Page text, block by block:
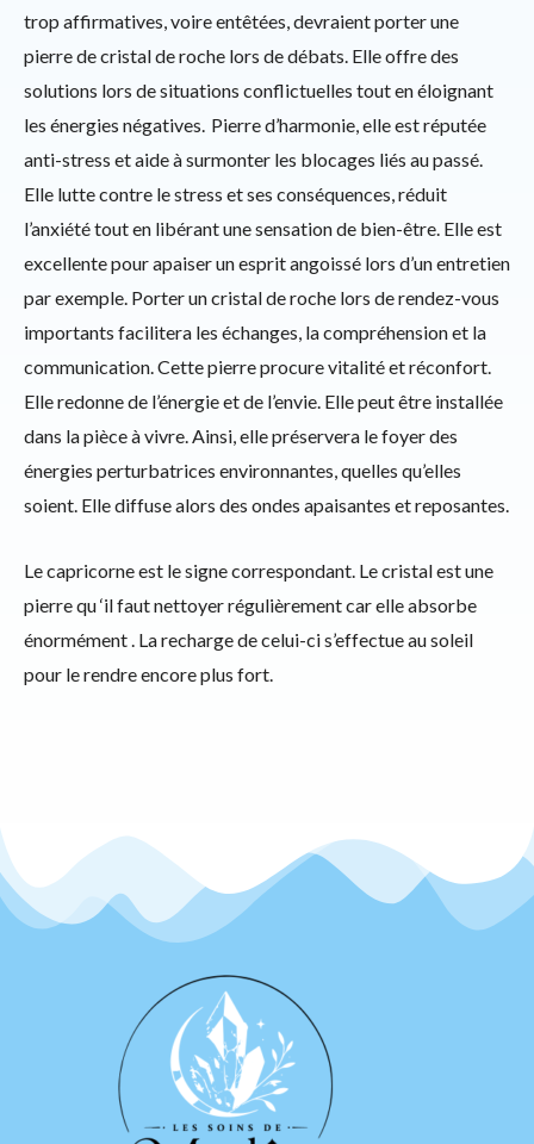
trop affirmatives, voire entêtées, devraient porter une
pierre de cristal de roche lors de débats. Elle offre des
solutions lors de situations conflictuelles tout en éloignant
les énergies négatives. Pierre d’harmonie, elle est réputée
anti-stress et aide à surmonter les blocages liés au passé.
Elle lutte contre le stress et ses conséquences, réduit
l’anxiété tout en libérant une sensation de bien-être. Elle est
excellente pour apaiser un esprit angoissé lors d’un entretien
par exemple. Porter un cristal de roche lors de rendez-vous
importants facilitera les échanges, la compréhension et la
communication. Cette pierre procure vitalité et réconfort.
Elle redonne de l’énergie et de l’envie. Elle peut être installée
dans la pièce à vivre. Ainsi, elle préservera le foyer des
énergies perturbatrices environnantes, quelles qu’elles
soient. Elle diffuse alors des ondes apaisantes et reposantes.
Le capricorne est le signe correspondant. Le cristal est une
pierre qu ‘il faut nettoyer régulièrement car elle absorbe
énormément . La recharge de celui-ci s’effectue au soleil
pour le rendre encore plus fort.